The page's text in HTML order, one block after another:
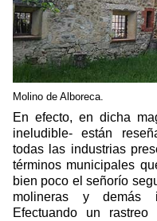
Molino de Alboreca.
En efecto, en dicha
ineludible- están
todas las industrias
términos municipales
bien poco el señorío
molineras y demás
Efectuando un